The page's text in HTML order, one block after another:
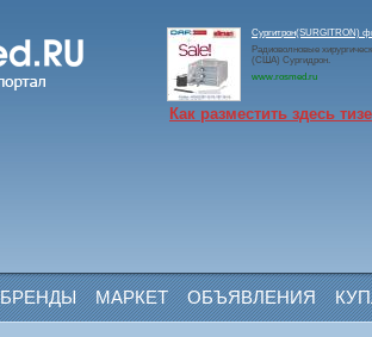
Сургитрон(SURGITRON)
Радиоволновые
(США) Сургидрон.
www.rosmed.ru
Как разместить здесь
БРЕНДЫ МАРКЕТ ОБЪЯВЛЕНИЯ